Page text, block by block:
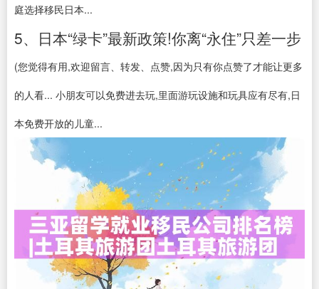
庭选择移民日本...
5、日本“绿卡”最新政策!你离“永住”只差一步
(您觉得有用,欢迎留言、转发、点赞,因为只有你点赞了才能让更多
的人看... 小朋友可以免费进去玩,里面游玩设施和玩具应有尽有,日
本免费开放的儿童...